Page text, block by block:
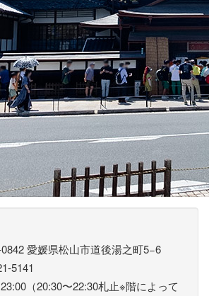
0842 愛媛県松山市道後湯之町5−6
5141
23:00（20:30〜22:30札止※階によって